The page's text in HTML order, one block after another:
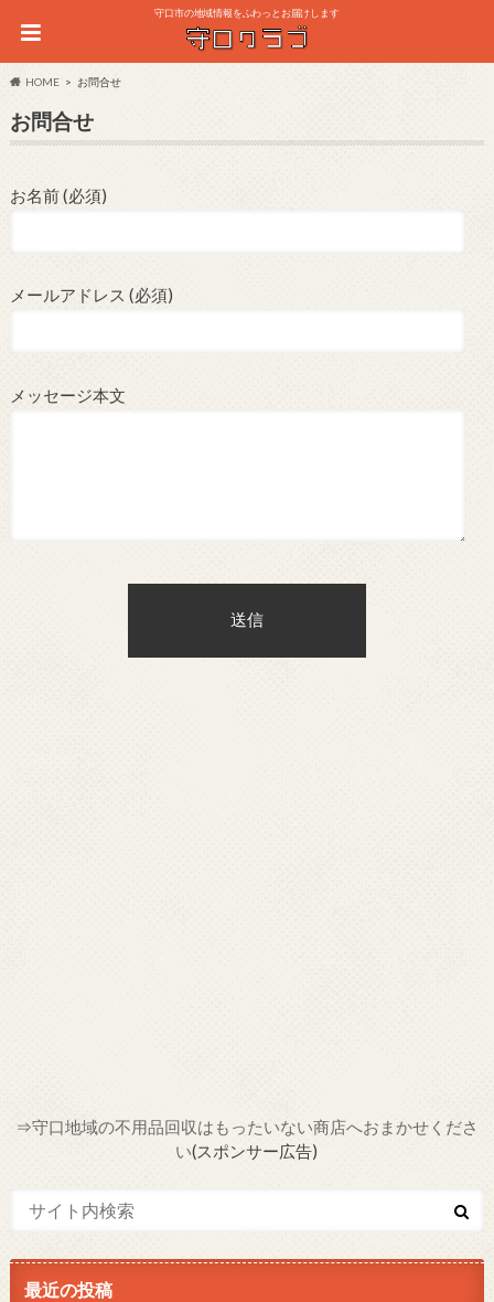
守口市の地域情報をふわっとお届けします
HOME お問合せ
お問合せ
お名前 (必須)
メールアドレス (必須)
メッセージ本文
⇒守口地域の不用品回収はもったいない商店へおまかせくださ
い(スポンサー広告)
最近の投稿